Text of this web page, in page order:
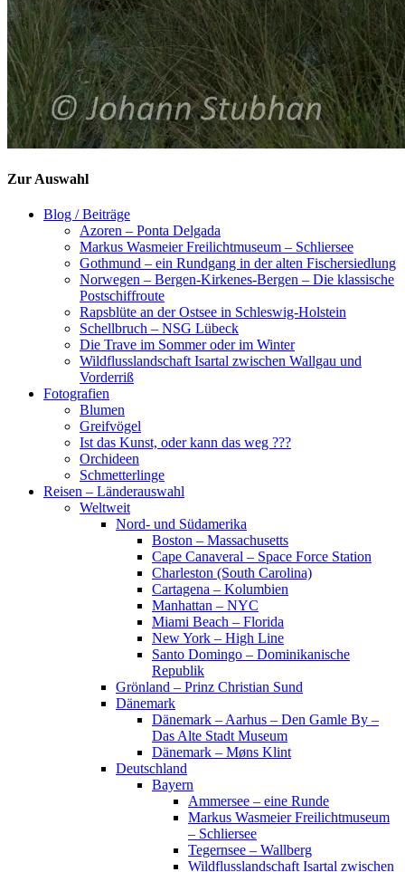
Zur Auswahl
Blog / Beiträge
Azoren – Ponta Delgada
Markus Wasmeier Freilichtmuseum – Schliersee
Gothmund – ein Rundgang in der alten Fischersiedlung
Norwegen – Bergen-Kirkenes-Bergen – Die klassische
Postschiffroute
Rapsblüte an der Ostsee in Schleswig-Holstein
Schellbruch – NSG Lübeck
Die Trave im Sommer oder im Winter
Wildflusslandschaft Isartal zwischen Wallgau und
Vorderriß
Fotografien
Blumen
Greifvögel
Ist das Kunst, oder kann das weg ???
Orchideen
Schmetterlinge
Reisen – Länderauswahl
Weltweit
Nord- und Südamerika
Boston – Massachusetts
Cape Canaveral – Space Force Station
Charleston (South Carolina)
Cartagena – Kolumbien
Manhattan – NYC
Miami Beach – Florida
New York – High Line
Santo Domingo – Dominikanische
Republik
Grönland – Prinz Christian Sund
Dänemark
Dänemark – Aarhus – Den Gamle By –
Das Alte Stadt Museum
Dänemark – Møns Klint
Deutschland
Bayern
Ammersee – eine Runde
Markus Wasmeier Freilichtmuseum
– Schliersee
Tegernsee – Wallberg
Wildflusslandschaft Isartal zwischen